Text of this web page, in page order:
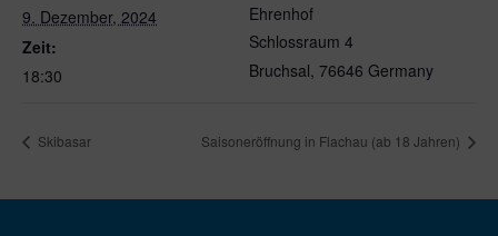
9. Dezember, 2024
Zeit:
18:30
Ehrenhof
Schlossraum 4
Bruchsal, 76646 Germany
Skibasar Saisoneröffnung in Flachau (ab 18 Jahren)